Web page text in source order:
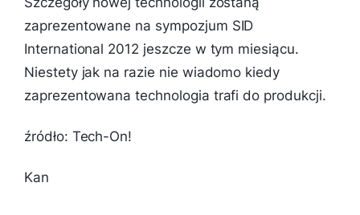
zaprezentowane na sympozjum SID
International 2012 jeszcze w tym miesiącu.
Niestety jak na razie nie wiadomo kiedy
zaprezentowana technologia trafi do produkcji.
źródło: Tech-On!
Kan